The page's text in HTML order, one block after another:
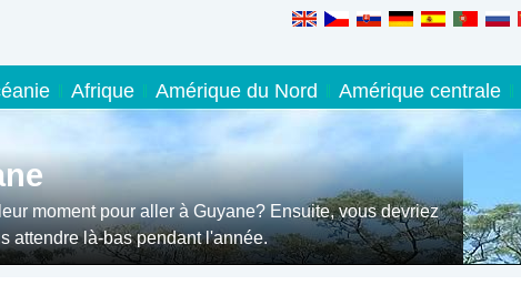
Afrique Amérique du Nord Amérique centrale
moment pour aller à Guyane? Ensuite, vous devriez
attendre là-bas pendant l'année.